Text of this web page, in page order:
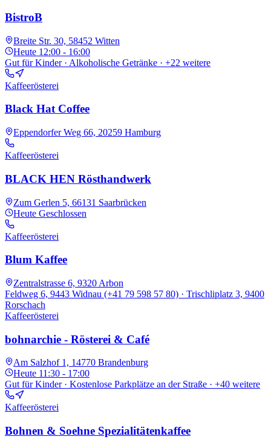
BistroB
Breite Str. 30, 58452 Witten
Heute 12:00 - 16:00
Gut für Kinder · Alkoholische Getränke · +22 weitere
Kaffeerösterei
Black Hat Coffee
Eppendorfer Weg 66, 20259 Hamburg
Kaffeerösterei
BLACK HEN Rösthandwerk
Zum Gerlen 5, 66131 Saarbrücken
Heute Geschlossen
Kaffeerösterei
Blum Kaffee
Zentralstrasse 6, 9320 Arbon
Feldweg 6, 9443 Widnau (+41 79 598 57 80) · Trischliplatz 3, 9400
Rorschach
Kaffeerösterei
bohnarchie - Rösterei & Café
Am Salzhof 1, 14770 Brandenburg
Heute 11:30 - 17:00
Gut für Kinder · Kostenlose Parkplätze an der Straße · +40 weitere
Kaffeerösterei
Bohnen & Soehne Spezialitätenkaffee